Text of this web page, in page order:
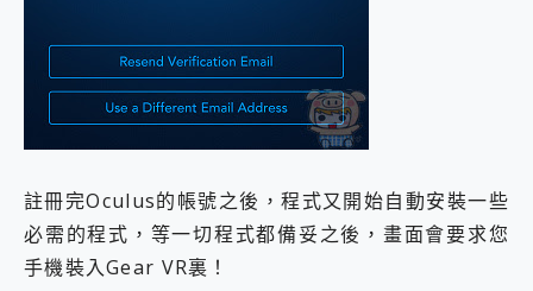
註冊完Oculus的帳號之後，程式又開始自動安裝一些
必需的程式，等一切程式都備妥之後，畫面會要求您
手機裝入Gear VR裏！